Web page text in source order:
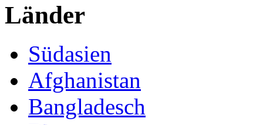
Länder
Südasien
Afghanistan
Bangladesch